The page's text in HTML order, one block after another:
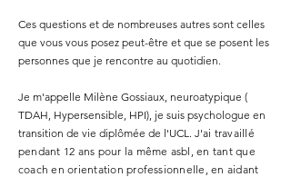
Ces questions et de nombreuses autres sont celles
que vous vous posez peut-être et que se posent les
personnes que je rencontre au quotidien.
Je m'appelle Milène Gossiaux, neuroatypique (
TDAH, Hypersensible, HPI), je suis psychologue en
transition de vie diplômée de l'UCL. J'ai travaillé
pendant 12 ans pour la même asbl, en tant que
coach en orientation professionnelle, en aidant